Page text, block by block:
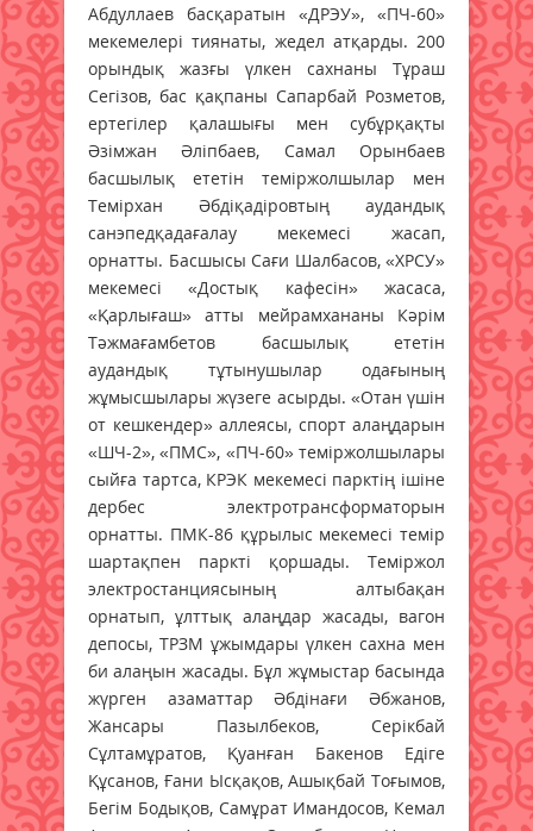
Абдуллаев басқаратын «ДРЭУ», «ПЧ-60»
мекемелері тиянаты, жедел атқарды. 200
орындық жазғы үлкен сахнаны Тұраш
Сегізов, бас қақпаны Сапарбай Розметов,
ертегілер қалашығы мен субұрқақты
Әзімжан Әліпбаев, Самал Орынбаев
басшылық ететін теміржолшылар мен
Темірхан Әбдіқадіровтың аудандық
санэпедқадағалау мекемесі жасап,
орнатты. Басшысы Сағи Шалбасов, «ХРСУ»
мекемесі «Достық кафесін» жасаса,
«Қарлығаш» атты мейрамхананы Кәрім
Тәжмағамбетов басшылық ететін
аудандық тұтынушылар одағының
жұмысшылары жүзеге асырды. «Отан үшін
от кешкендер» аллеясы, спорт алаңдарын
«ШЧ-2», «ПМС», «ПЧ-60» теміржолшылары
сыйға тартса, КРЭК мекемесі парктің ішіне
дербес электротрансформаторын
орнатты. ПМК-86 құрылыс мекемесі темір
шартақпен паркті қоршады. Теміржол
электростанциясының алтыбақан
орнатып, ұлттық алаңдар жасады, вагон
депосы, ТРЗМ ұжымдары үлкен сахна мен
би алаңын жасады. Бұл жұмыстар басында
жүрген азаматтар Әбдінағи Әбжанов,
Жансары Пазылбеков, Серікбай
Сұлтамұратов, Қуанған Бакенов Едіге
Құсанов, Ғани Ысқақов, Ашықбай Тоғымов,
Бегім Бодықов, Самұрат Имандосов, Кемал